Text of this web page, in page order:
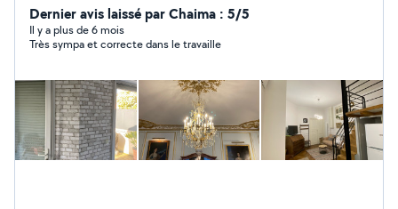
diligent dans l'exercice de mes fonctions. Je suis
toujours à votre disposition. ️ +33 7 58 45 88 67
Dernier avis laissé par Chaima : 5/5
Il y a plus de 6 mois
Très sympa et correcte dans le travaille